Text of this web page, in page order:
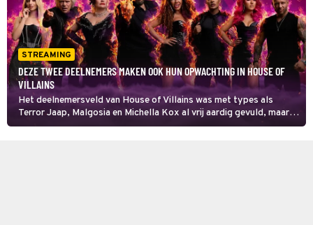
STREAMING
DEZE TWEE DEELNEMERS MAKEN OOK HUN OPWACHTING IN HOUSE OF
VILLAINS
Het deelnemersveld van House of Villains was met types als
Terror Jaap, Malgosia en Michella Kox al vrij aardig gevuld, maar
toch blijft het hier niet bij.